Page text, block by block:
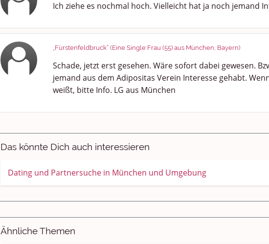
Ich ziehe es nochmal hoch. Vielleicht hat ja noch jemand
„Fürstenfeldbruck“ (Eine Single Frau (55) aus München, Bayern)
Schade, jetzt erst gesehen. Wäre sofort dabei gewesen.
jemand aus dem Adipositas Verein Interesse gehabt.
weißt, bitte Info. LG aus München
Das könnte Dich auch interessieren
Dating und Partnersuche in München und Umgebung
Ähnliche Themen